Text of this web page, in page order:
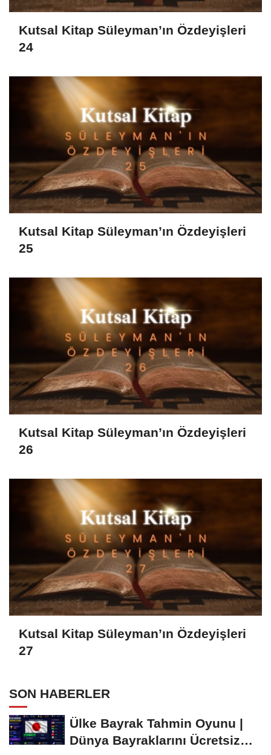
Kutsal Kitap Süleyman’ın Özdeyişleri
24
Kutsal Kitap Süleyman’ın Özdeyişleri
25
Kutsal Kitap Süleyman’ın Özdeyişleri
26
Kutsal Kitap Süleyman’ın Özdeyişleri
27
SON HABERLER
Ülke Bayrak Tahmin Oyunu |
Dünya Bayraklarını Ücretsiz